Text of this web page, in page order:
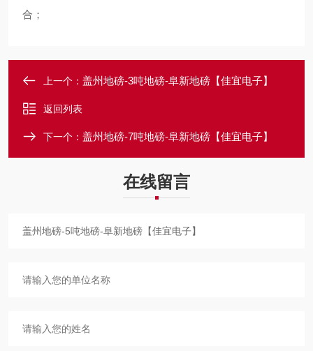
合；
上一个： 盖州地磅-3吨地磅-阜新地磅【佳宜电子】
返回列表
下一个： 盖州地磅-7吨地磅-阜新地磅【佳宜电子】
在线留言